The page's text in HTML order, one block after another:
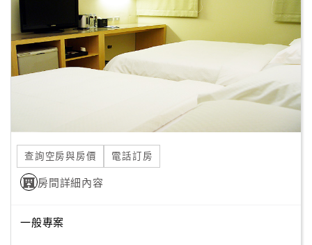
查詢空房與房價 電話訂房
房間詳細內容
一般專案